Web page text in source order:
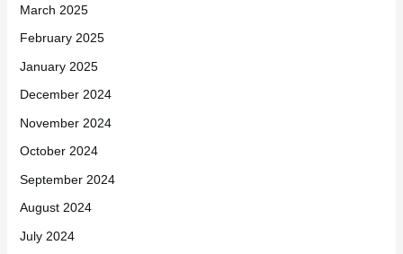
March 2025
February 2025
January 2025
December 2024
November 2024
October 2024
September 2024
August 2024
July 2024